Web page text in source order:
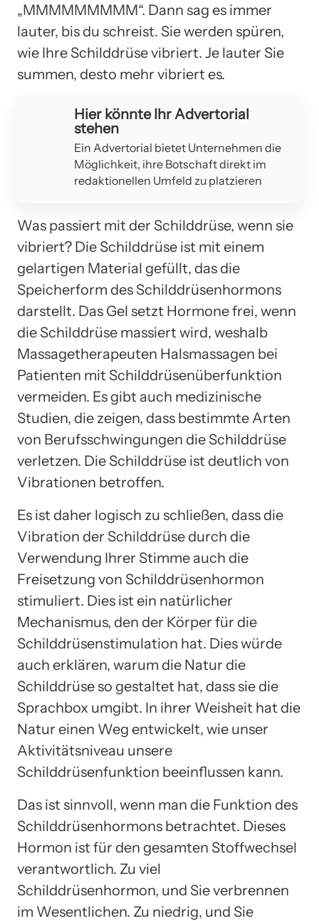
„MMMMMMMMM“. Dann sag es immer
lauter, bis du schreist. Sie werden spüren,
wie Ihre Schilddrüse vibriert. Je lauter Sie
summen, desto mehr vibriert es.
Hier könnte Ihr Advertorial
stehen
Ein Advertorial bietet Unternehmen die
Möglichkeit, ihre Botschaft direkt im
redaktionellen Umfeld zu platzieren
Was passiert mit der Schilddrüse, wenn sie
vibriert? Die Schilddrüse ist mit einem
gelartigen Material gefüllt, das die
Speicherform des Schilddrüsenhormons
darstellt. Das Gel setzt Hormone frei, wenn
die Schilddrüse massiert wird, weshalb
Massagetherapeuten Halsmassagen bei
Patienten mit Schilddrüsenüberfunktion
vermeiden. Es gibt auch medizinische
Studien, die zeigen, dass bestimmte Arten
von Berufsschwingungen die Schilddrüse
verletzen. Die Schilddrüse ist deutlich von
Vibrationen betroffen.
Es ist daher logisch zu schließen, dass die
Vibration der Schilddrüse durch die
Verwendung Ihrer Stimme auch die
Freisetzung von Schilddrüsenhormon
stimuliert. Dies ist ein natürlicher
Mechanismus, den der Körper für die
Schilddrüsenstimulation hat. Dies würde
auch erklären, warum die Natur die
Schilddrüse so gestaltet hat, dass sie die
Sprachbox umgibt. In ihrer Weisheit hat die
Natur einen Weg entwickelt, wie unser
Aktivitätsniveau unsere
Schilddrüsenfunktion beeinflussen kann.
Das ist sinnvoll, wenn man die Funktion des
Schilddrüsenhormons betrachtet. Dieses
Hormon ist für den gesamten Stoffwechsel
verantwortlich. Zu viel
Schilddrüsenhormon, und Sie verbrennen
im Wesentlichen. Zu niedrig, und Sie